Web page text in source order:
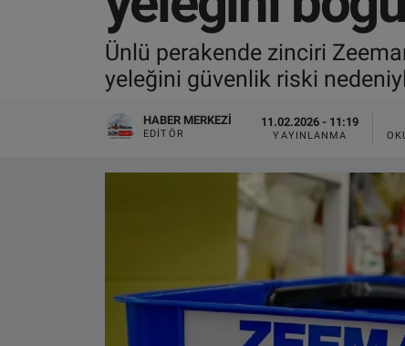
Ünlü perakende zinciri
yeleğini güvenlik riski
HABER MERKEZI
EDITÖR
11.02.2026 - 11:19
YAYINLANMA
VIDEO GALERİ
ALGEMENE VOORWAARDEN
CONTACT
Çerez Politikası